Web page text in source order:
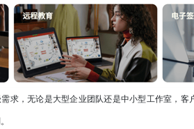
，无论是大型企业团队还是中小型工作室，客